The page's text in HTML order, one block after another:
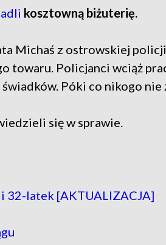
kosztowną biżuterię.
Michaś z ostrowskiej
towaru. Policjanci wciąż
Póki co nikogo nie
się w sprawie.
32-latek [AKTUALIZACJA]